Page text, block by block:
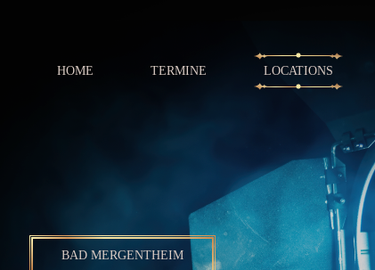
HOME TERMINE LOCATIONS
BAD MERGENTHEIM